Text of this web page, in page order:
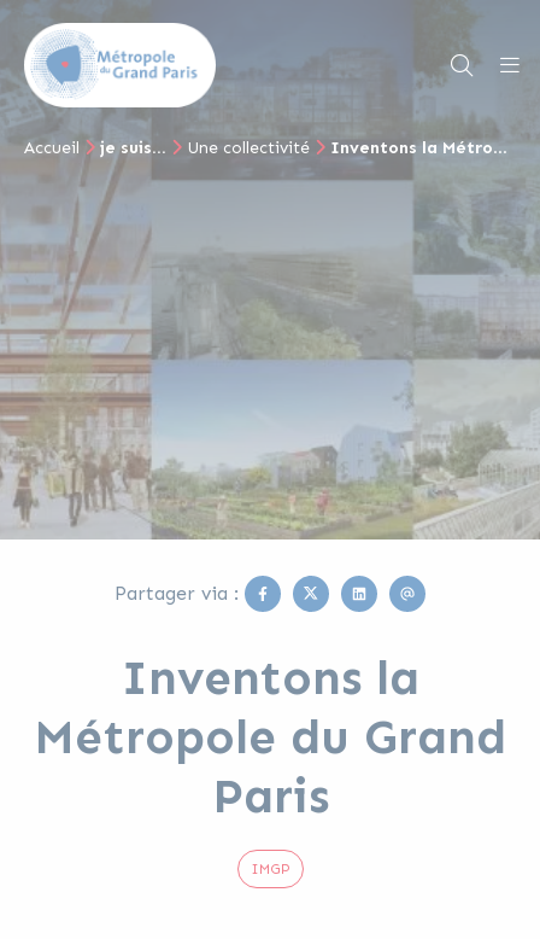
Accueil je suis... Une collectivité Inventons la Métropole du Grand Paris
Partager via : Facebook
TwitterLinkedinEmail
Inventons la
Métropole du Grand
Paris
IMGP